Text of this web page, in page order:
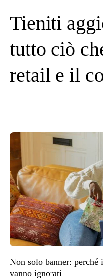
Tieniti
tutto ciò
retail e il
Non solo banner: perché
vanno ignorati